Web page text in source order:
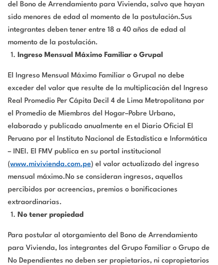
del Bono de Arrendamiento para Vivienda, salvo que hayan
sido menores de edad al momento de la postulación.Sus
integrantes deben tener entre 18 a 40 años de edad al
momento de la postulación.
Ingreso Mensual Máximo Familiar o Grupal
El Ingreso Mensual Máximo Familiar o Grupal no debe
exceder del valor que resulte de la multiplicación del Ingreso
Real Promedio Per Cápita Decil 4 de Lima Metropolitana por
el Promedio de Miembros del Hogar–Pobre Urbano,
elaborado y publicado anualmente en el Diario Oficial El
Peruano por el Instituto Nacional de Estadística e Informática
– INEI. El FMV publica en su portal institucional
(www.mivivienda.com.pe) el valor actualizado del ingreso
mensual máximo.No se consideran ingresos, aquellos
percibidos por acreencias, premios o bonificaciones
extraordinarias.
No tener propiedad
Para postular al otorgamiento del Bono de Arrendamiento
para Vivienda, los integrantes del Grupo Familiar o Grupo de
No Dependientes no deben ser propietarios, ni copropietarios